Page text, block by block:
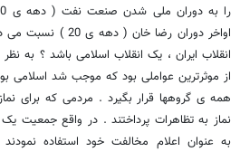
اواخر دوران رضا
از موثرترین عواملی بود که موجب شد اسلامی
همه ی گروهها قرار بگیرد . مردمی که برای
نماز به تظاهرات پرداختند . در واقع جمعیت یک
به عنوان اعلام مخالفت خود استفاده